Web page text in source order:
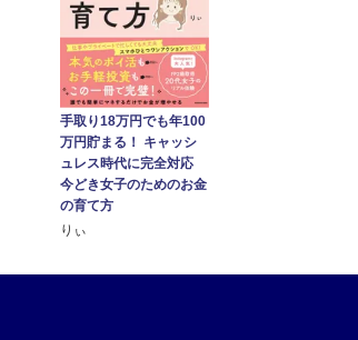
手取り18万円でも年100
万円貯まる！ キャッシ
ュレス時代に完全対応
今どき女子のためのお金
の育て方
りぃ